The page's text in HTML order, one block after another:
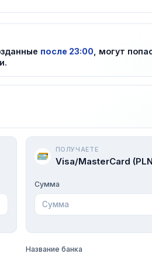
после 23:00 , могут
ПОЛУЧАЕТЕ
Visa/MasterCard
Сумма
Название банка